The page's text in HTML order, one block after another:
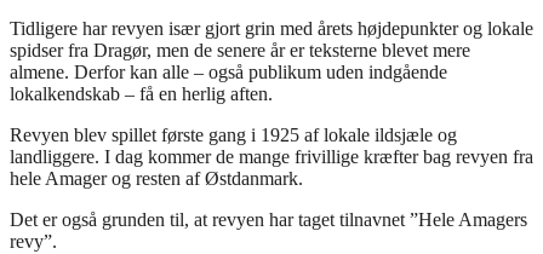
Tidligere har revyen især gjort grin med årets højdepunkter og lokale
spidser fra Dragør, men de senere år er teksterne blevet mere
almene. Derfor kan alle – også publikum uden indgående
lokalkendskab – få en herlig aften.
Revyen blev spillet første gang i 1925 af lokale ildsjæle og
landliggere. I dag kommer de mange frivillige kræfter bag revyen fra
hele Amager og resten af Østdanmark.
Det er også grunden til, at revyen har taget tilnavnet ”Hele Amagers
revy”.